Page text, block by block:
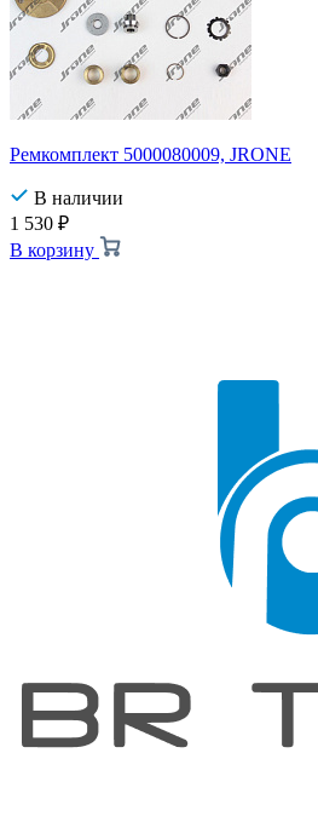
Ремкомплект 5000080009, JRONE
В наличии
1 530 ₽
В корзину